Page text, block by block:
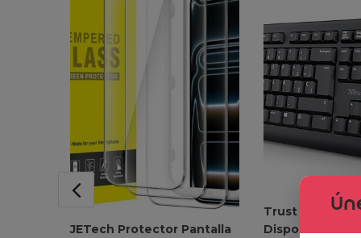
JETech Protector Pantalla
Trust Taro
Disposición